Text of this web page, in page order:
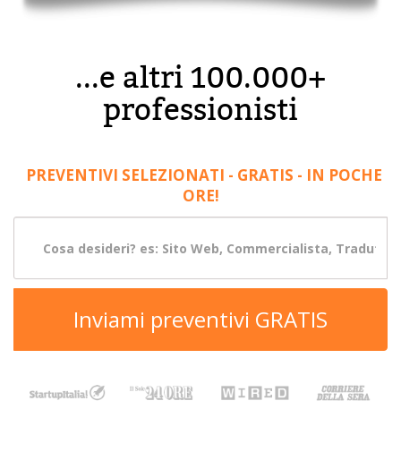
...e altri 100.000+
professionisti
PREVENTIVI SELEZIONATI - GRATIS - IN POCHE
ORE!
Inviami preventivi GRATIS